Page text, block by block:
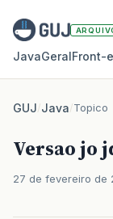
JavaGeral
GUJ/Java/Topico
Versao jo
27 de fevereiro de